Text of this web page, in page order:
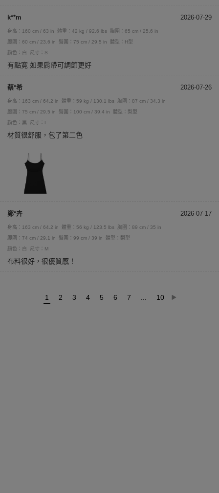
k**m 2026-07-29
身高：160 cm / 63 in 體重：42 kg / 92.6 lbs
胸圍：65 cm / 25.6 in
腰圍：60 cm / 23.6 in
臀圍：75 cm / 29.5 in
體型：H型
顏色：白
尺寸：S
有點寛 如果肩帶可調節更好
蔡*希 2026-07-26
身高：163 cm / 64.2 in 體重：59 kg / 130.1 lbs
胸圍：87 cm / 34.3 in
腰圍：75 cm / 29.5 in
臀圍：100 cm / 39.4 in
體型：梨型
顏色：黑
尺寸：L
材質很舒服，包了第二色
鄭*卉 2026-07-17
身高：163 cm / 64.2 in 體重：56 kg / 123.5 lbs
胸圍：89 cm / 35 in
腰圍：74 cm / 29.1 in
臀圍：99 cm / 39 in
體型：梨型
顏色：白
尺寸：M
布料很好，很優質感！
1 2 3 4 5 6 7 ... 10